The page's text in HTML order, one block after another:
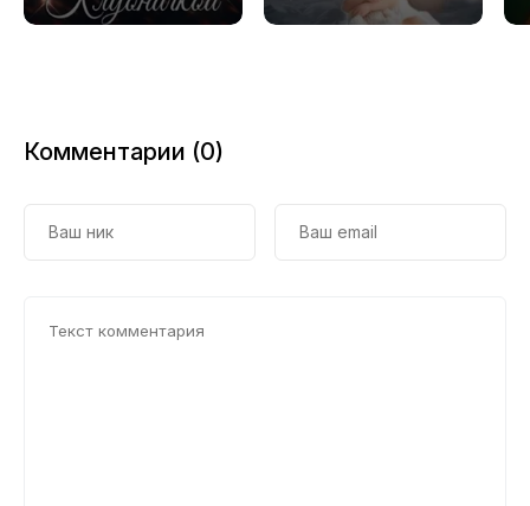
20
23
24
27
Комментарии (0)